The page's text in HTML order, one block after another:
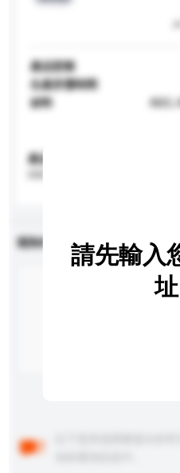
產品型號
生產所需時間
材料
ABS,
產品規格
查詢內容
請先輸入
址